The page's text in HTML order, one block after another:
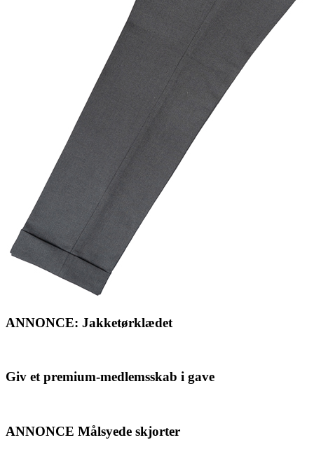
ANNONCE: Jakketørklædet
Giv et premium-medlemsskab i gave
ANNONCE Målsyede skjorter